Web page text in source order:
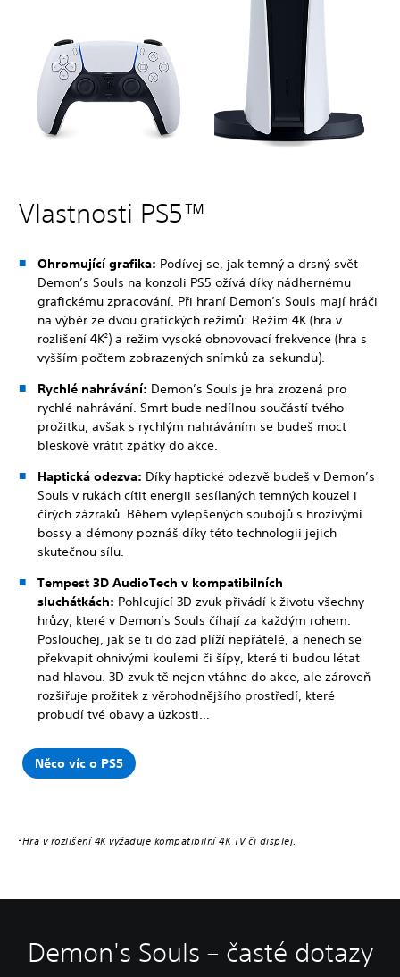
Vlastnosti PS5™
Ohromující grafika: Podívej se, jak temný a drsný svět
Demon’s Souls na konzoli PS5 ožívá díky nádhernému
grafickému zpracování. Při hraní Demon’s Souls mají hráči
na výběr ze dvou grafických režimů: Režim 4K (hra v
rozlišení 4K2) a režim vysoké obnovovací frekvence (hra s
vyšším počtem zobrazených snímků za sekundu).
Rychlé nahrávání: Demon’s Souls je hra zrozená pro
rychlé nahrávání. Smrt bude nedílnou součástí tvého
prožitku, avšak s rychlým nahráváním se budeš moct
bleskově vrátit zpátky do akce.
Haptická odezva: Díky haptické odezvě budeš v Demon’s
Souls v rukách cítit energii sesílaných temných kouzel i
čirých zázraků. Během vylepšených soubojů s hrozivými
bossy a démony poznáš díky této technologii jejich
skutečnou sílu.
Tempest 3D AudioTech v kompatibilních
sluchátkách: Pohlcující 3D zvuk přivádí k životu všechny
hrůzy, které v Demon’s Souls číhají za každým rohem.
Poslouchej, jak se ti do zad plíží nepřátelé, a nenech se
překvapit ohnivými koulemi či šípy, které ti budou létat
nad hlavou. 3D zvuk tě nejen vtáhne do akce, ale zároveň
rozšiřuje prožitek z věrohodnějšího prostředí, které
probudí tvé obavy a úzkosti…
Něco víc o PS5
2 Hra v rozlišení 4K vyžaduje kompatibilní 4K TV či displej.
Demon's Souls – časté dotazy